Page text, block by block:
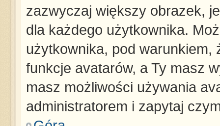
zazwyczaj większy obrazek,
dla każdego użytkownika.
użytkownika, pod warunkiem,
funkcje avatarów, a Ty masz
masz możliwości używania
administratorem i zapytaj